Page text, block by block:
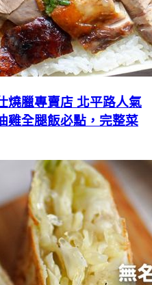
燒臘專賣店 北平路人氣
雞全腿飯必點，完整菜